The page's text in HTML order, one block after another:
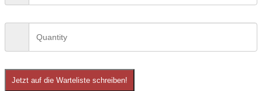
Jetzt auf die Warteliste schreiben!